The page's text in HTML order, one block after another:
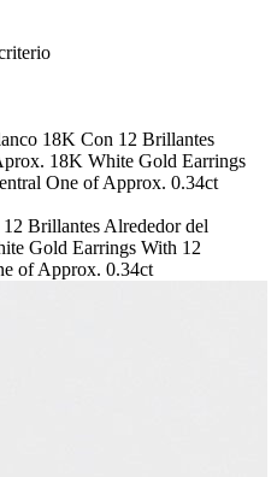
18K Con 12 Brillantes
18K White Gold Earrings
One of Approx. 0.34ct
Brillantes Alrededor del
Gold Earrings With 12
of Approx. 0.34ct